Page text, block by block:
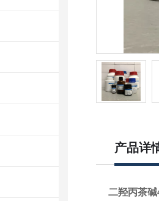
产品详
二羟丙茶